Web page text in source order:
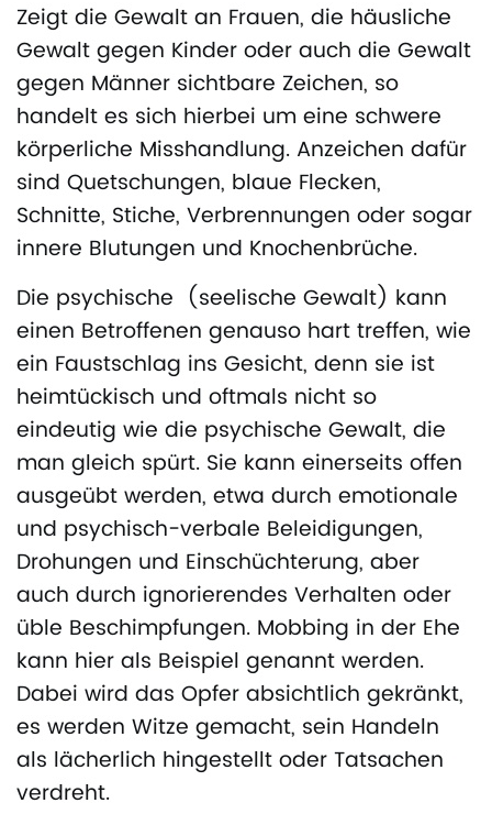
Zeigt die Gewalt an Frauen, die häusliche
Gewalt gegen Kinder oder auch die Gewalt
gegen Männer sichtbare Zeichen, so
handelt es sich hierbei um eine schwere
körperliche Misshandlung. Anzeichen dafür
sind Quetschungen, blaue Flecken,
Schnitte, Stiche, Verbrennungen oder sogar
innere Blutungen und Knochenbrüche.
Die psychische (seelische Gewalt) kann
einen Betroffenen genauso hart treffen, wie
ein Faustschlag ins Gesicht, denn sie ist
heimtückisch und oftmals nicht so
eindeutig wie die psychische Gewalt, die
man gleich spürt. Sie kann einerseits offen
ausgeübt werden, etwa durch emotionale
und psychisch-verbale Beleidigungen,
Drohungen und Einschüchterung, aber
auch durch ignorierendes Verhalten oder
üble Beschimpfungen. Mobbing in der Ehe
kann hier als Beispiel genannt werden.
Dabei wird das Opfer absichtlich gekränkt,
es werden Witze gemacht, sein Handeln
als lächerlich hingestellt oder Tatsachen
verdreht.